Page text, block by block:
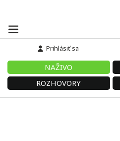
Prihlásiť sa
NAŽIVO
ROZHOVORY